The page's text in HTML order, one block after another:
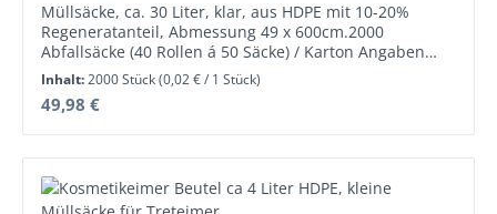
Müllsäcke, ca. 30 Liter, klar, aus HDPE mit 10-20%
Regeneratanteil, Abmessung 49 x 600cm.2000
Abfallsäcke (40 Rollen á 50 Säcke) / Karton Angaben
zum HerstellerInformationspflichten zur
Produktsicherheitsverordnung (Bitte lesen Sie die
Warnhinweise und Sicherheitsinformationen auf dem
Datenblatt!)Abena Re-Seller GmbH, Liebigstraße 17,
0461 978 876-
29 info@abenareseller.de www.abenareseller.de
Inhalt:2000 Stück(0,02 € / 1 Stück)
Regulärer Preis:
49,98 €